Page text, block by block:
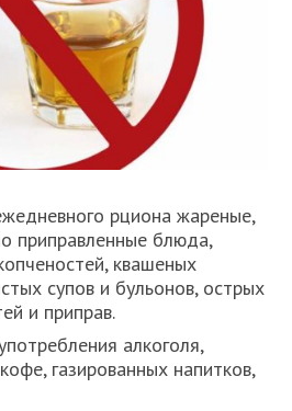
рциона жареные,
приправленные блюда,
квашеных
супов и бульонов, острых
и приправ.
алкоголя,
газированных напитков,